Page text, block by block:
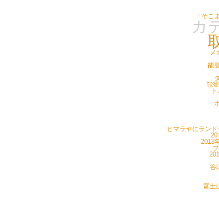
「そこ
カ
メ
能
能
ヒマラヤにラン
2018
谷
富士